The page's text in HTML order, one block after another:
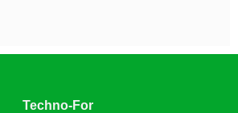
Techno-For